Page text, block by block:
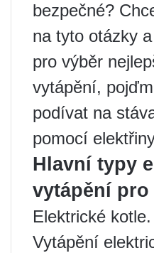
bezpečné?
na tyto otázky
pro výběr
vytápění,
podívat na
pomocí
Hlavní typy
vytápění
Elektrické kotle.
Vytápění